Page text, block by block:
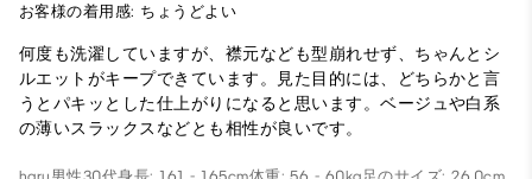
お客様の着用感: ちょうどよい
何度も洗濯していますが、襟元なども型崩れせず、ちゃんとシ
ルエットがキープできています。見た目的には、どちらかと言
うとパキッとした仕上がりになると思います。ベージュや白系
の薄いスラックスなどとも相性が良いです。